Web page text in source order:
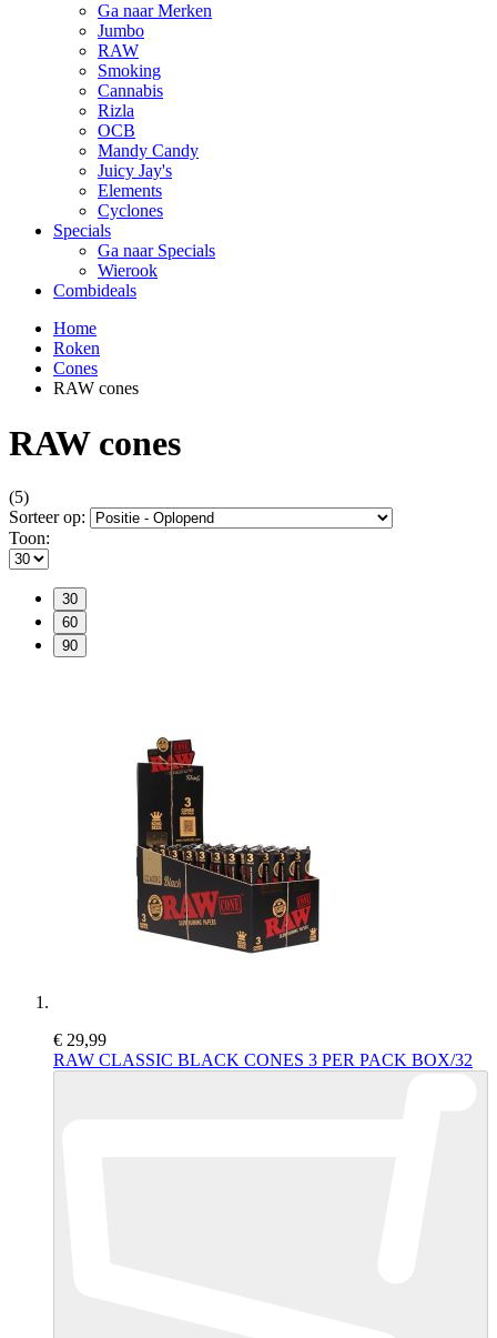
Ga naar Merken
Jumbo
RAW
Smoking
Cannabis
Rizla
OCB
Mandy Candy
Juicy Jay's
Elements
Cyclones
Specials
Ga naar Specials
Wierook
Combideals
Home
Roken
Cones
RAW cones
RAW cones
(5)
Sorteer op:
Toon:
30
60
90
€ 29,99
RAW CLASSIC BLACK CONES 3 PER PACK BOX/32